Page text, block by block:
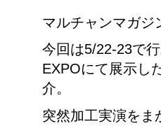
マルチャンマガジ
今回は5/22-23で
EXPOにて展示し
介。
突然加工実演をま